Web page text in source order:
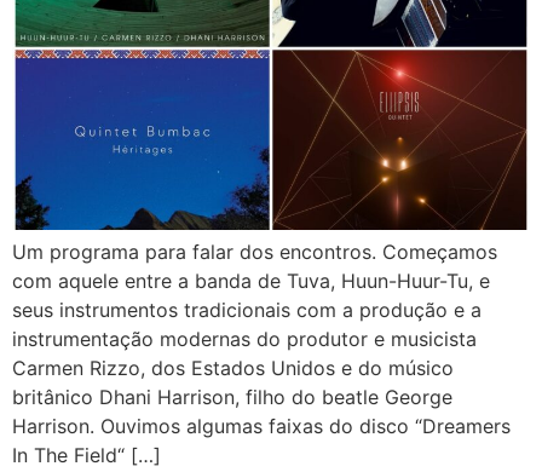
Um programa para falar dos encontros. Começamos
com aquele entre a banda de Tuva, Huun-Huur-Tu, e
seus instrumentos tradicionais com a produção e a
instrumentação modernas do produtor e musicista
Carmen Rizzo, dos Estados Unidos e do músico
britânico Dhani Harrison, filho do beatle George
Harrison. Ouvimos algumas faixas do disco “Dreamers
In The Field“ […]